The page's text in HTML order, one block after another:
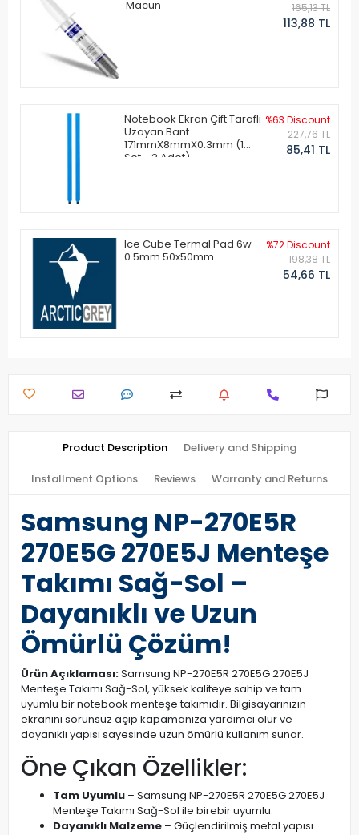
Macun
165,13 TL
113,88 TL
Notebook Ekran Çift Taraflı
Uzayan Bant
171mmX8mmX0.3mm (1
Set - 2 Adet)
%63 Discount
227,76 TL
85,41 TL
Ice Cube Termal Pad 6w
0.5mm 50x50mm
%72 Discount
198,38 TL
54,66 TL
Product Description Delivery and Shipping
Installment Options Reviews Warranty and Returns
Samsung NP-270E5R
270E5G 270E5J Menteşe
Takımı Sağ-Sol –
Dayanıklı ve Uzun
Ömürlü Çözüm!
Ürün Açıklaması:Samsung NP-270E5R 270E5G 270E5J
Menteşe Takımı Sağ-Sol, yüksek kaliteye sahip ve tam
uyumlu bir notebook menteşe takımıdır. Bilgisayarınızın
ekranını sorunsuz açıp kapamanıza yardımcı olur ve
dayanıklı yapısı sayesinde uzun ömürlü kullanım sunar.
Öne Çıkan Özellikler:
Tam Uyumlu – Samsung NP-270E5R 270E5G 270E5J
Menteşe Takımı Sağ-Sol ile birebir uyumlu.
Dayanıklı Malzeme – Güçlendirilmiş metal yapısı